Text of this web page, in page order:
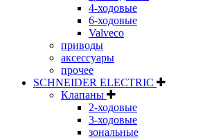
4-ходовые
6-ходовые
Valveco
приводы
аксессуары
прочее
SCHNEIDER ELECTRIC
Клапаны
2-ходовые
3-ходовые
зональные